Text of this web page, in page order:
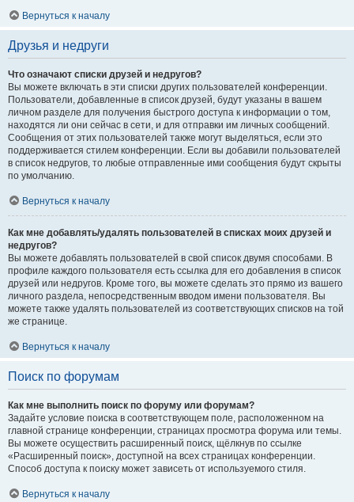
Вернуться к началу
Друзья и недруги
Что означают списки друзей и недругов?
Вы можете включать в эти списки других пользователей конференции.
Пользователи, добавленные в список друзей, будут указаны в вашем
личном разделе для получения быстрого доступа к информации о том,
находятся ли они сейчас в сети, и для отправки им личных сообщений.
Сообщения от этих пользователей также могут выделяться, если это
поддерживается стилем конференции. Если вы добавили пользователей
в список недругов, то любые отправленные ими сообщения будут скрыты
по умолчанию.
Вернуться к началу
Как мне добавлять/удалять пользователей в списках моих друзей и
недругов?
Вы можете добавлять пользователей в свой список двумя способами. В
профиле каждого пользователя есть ссылка для его добавления в список
друзей или недругов. Кроме того, вы можете сделать это прямо из вашего
личного раздела, непосредственным вводом имени пользователя. Вы
можете также удалять пользователей из соответствующих списков на той
же странице.
Вернуться к началу
Поиск по форумам
Как мне выполнить поиск по форуму или форумам?
Задайте условие поиска в соответствующем поле, расположенном на
главной странице конференции, страницах просмотра форума или темы.
Вы можете осуществить расширенный поиск, щёлкнув по ссылке
«Расширенный поиск», доступной на всех страницах конференции.
Способ доступа к поиску может зависеть от используемого стиля.
Вернуться к началу